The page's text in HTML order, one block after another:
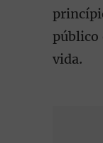
público
vida.